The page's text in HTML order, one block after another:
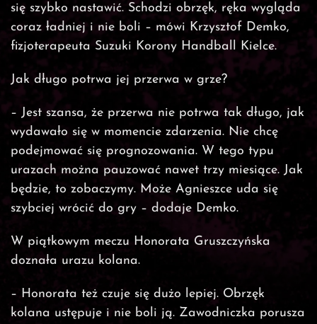
się szybko nastawić. Schodzi obrzęk, ręka wygląda
coraz ładniej i nie boli – mówi Krzysztof Demko,
fizjoterapeuta Suzuki Korony Handball Kielce.
Jak długo potrwa jej przerwa w grze?
– Jest szansa, że przerwa nie potrwa tak długo, jak
wydawało się w momencie zdarzenia. Nie chcę
podejmować się prognozowania. W tego typu
urazach można pauzować nawet trzy miesiące. Jak
będzie, to zobaczymy. Może Agnieszce uda się
szybciej wrócić do gry – dodaje Demko.
W piątkowym meczu Honorata Gruszczyńska
doznała urazu kolana.
– Honorata też czuje się dużo lepiej. Obrzęk
kolana ustępuje i nie boli ją. Zawodniczka porusza